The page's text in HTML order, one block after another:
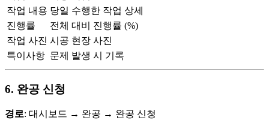
작업 내용 당일 수행한 작업 상세
진행률
전체 대비 진행률 (%)
작업 사진 시공 현장 사진
특이사항 문제 발생 시 기록
6. 완공 신청
경로: 대시보드 → 완공 → 완공 신청